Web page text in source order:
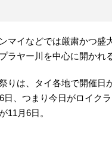
マイなどでは厳粛かつ盛
ラヤー川を中心に開かれ
りは、タイ各地で開催日
日、つまり今日がロイクラ
11月6日。